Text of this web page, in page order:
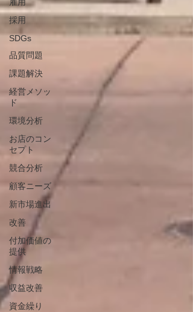
採用
SDGs
品質問題
課題解決
経営メソッ
ド
環境分析
お店のコン
セプト
競合分析
顧客ニーズ
新市場進出
改善
付加価値の
提供
情報戦略
収益改善
資金繰り